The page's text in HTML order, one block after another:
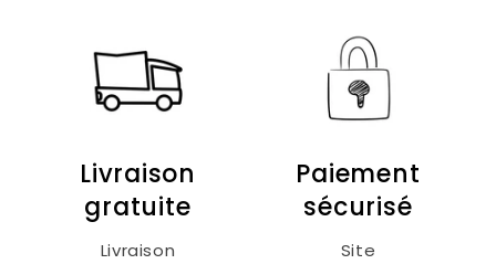
Livraison
gratuite
Livraison
Paiement
sécurisé
Site